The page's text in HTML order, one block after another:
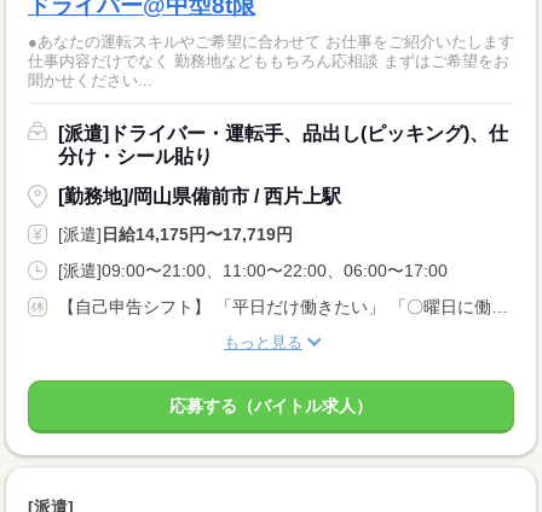
ドライバー@中型8t限
●あなたの運転スキルやご希望に合わせて お仕事をご紹介いたします
仕事内容だけでなく 勤務地などももちろん応相談 まずはご希望をお
聞かせください...
[派遣]ドライバー・運転手、品出し(ピッキング)、仕
分け・シール貼り
[勤務地]/岡山県備前市 / 西片上駅
[派遣] 日給14,175円〜17,719円
[派遣]09:00〜21:00、11:00〜22:00、06:00〜17:00
【自己申告シフト】 「平日だけ働きたい」 「〇曜日に働きたい」 など、働き方は自分で選べます。 曜日・時間についてのご希望も 面談の際に教えてくださいね ※こちらは8t限定中型免許以上のお仕事の例です
もっと見る
応募する（バイトル求人）
[派遣]